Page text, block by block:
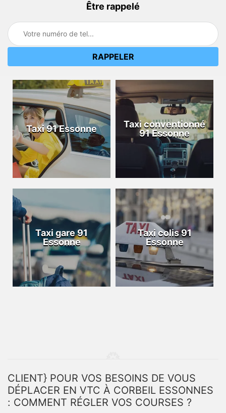
Être rappelé
Taxi 91 Essonne
Taxi conventionné
91 Essonne
Taxi gare 91
Essonne
Taxi colis 91
Essonne
CLIENT} POUR VOS BESOINS DE VOUS
DÉPLACER EN VTC À CORBEIL ESSONNES
: COMMENT RÉGLER VOS COURSES ?